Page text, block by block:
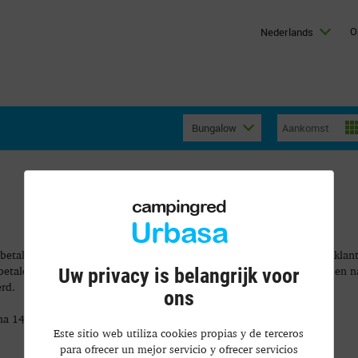
Nederlands
Bungalow
van 25% doen. Deze betaling zal worden genoteerd op de
deze zal worden terugbetaald bij teruggave van de sleutels en
uur wordt een vergoeding van 20 € gevraagd.
campingred
Urbasa
Uw privacy is belangrijk voor
ons
Este sitio web utiliza cookies propias y de terceros
para ofrecer un mejor servicio y ofrecer servicios